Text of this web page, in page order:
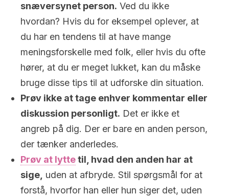
snæversynet person. Ved du ikke
hvordan? Hvis du for eksempel oplever, at
du har en tendens til at have mange
meningsforskelle med folk, eller hvis du ofte
hører, at du er meget lukket, kan du måske
bruge disse tips til at udforske din situation.
Prøv ikke at tage enhver kommentar eller
diskussion personligt. Det er ikke et
angreb på dig. Der er bare en anden person,
der tænker anderledes.
Prøv at lyttetil, hvad den anden har at
sige, uden at afbryde. Stil spørgsmål for at
forstå, hvorfor han eller hun siger det, uden